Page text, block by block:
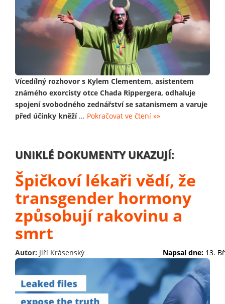
Vícedílný rozhovor s Kylem Clementem, asistentem
známého exorcisty otce Chada Rippergera, odhaluje
spojení svobodného zednářství se satanismem a varuje
před účinky kněží... Pokračovat ve čtení »»
UNIKLÉ DOKUMENTY UKAZUJÍ:
Špičkoví lékaři vědí, že
transgender hormony
způsobují rakovinu a
smrt
Autor: Jiří Krásenský Napsal dne: 13.